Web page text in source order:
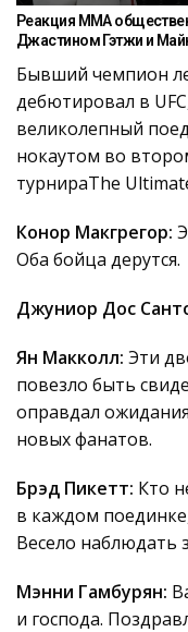
Реакция ММА
Джастином Гэтжи и
Бывший чемпион
дебютировал в
великолепный
нокаутом во
турнираThe
Конор Макгрегор:
Оба бойца дерутся.
Джуниор Дос
Ян Макколл: Эти
повезло быть
оправдал
новых фанатов.
Брэд Пикетт: Кто
в каждом
Весело наблюдать
Мэнни Гамбурян:
и господа.